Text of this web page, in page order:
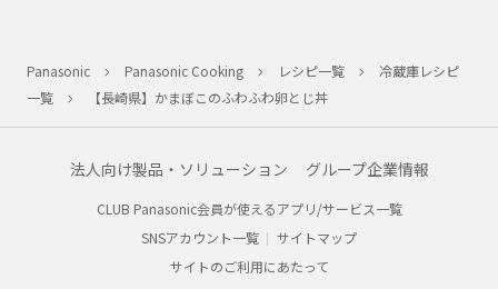
Panasonic Panasonic Cooking レシピ一覧
冷蔵庫レシピ
一覧
【長崎県】かまぼこのふわふわ卵とじ丼
法人向け製品・ソリューション グループ企業情報
CLUB Panasonic会員が使えるアプリ/サービス一覧
SNSアカウント一覧
サイトマップ
サイトのご利用にあたって